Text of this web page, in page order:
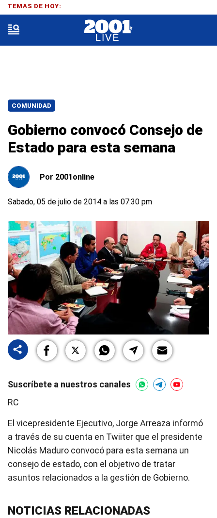
COMUNIDAD
Gobierno convocó Consejo de
Estado para esta semana
Por 2001online
Sabado, 05 de julio de 2014 a las 07:30 pm
Suscríbete a nuestros canales
RC
El vicepresidente Ejecutivo, Jorge Arreaza informó
a través de su cuenta en Twiiter que el presidente
Nicolás Maduro convocó para esta semana un
consejo de estado, con el objetivo de tratar
asuntos relacionados a la gestión de Gobierno.
NOTICIAS RELACIONADAS
TEMAS DE HOY: